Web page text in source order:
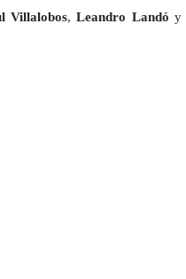
Villalobos,Leandro Landó y